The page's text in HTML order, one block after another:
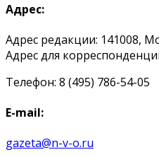
Адрес:
Адрес редакции: 141008,
Адрес для
Телефон: 8 (495) 786-54-05
E-mail:
gazeta@n-v-o.ru